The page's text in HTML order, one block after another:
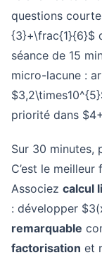
questions
{3}+\frac{1}{6}$
séance de 15
micro-lacune :
priorité dans
Sur 30 minutes,
C’est le
Associez calcul
: développer
remarquable
factorisation et